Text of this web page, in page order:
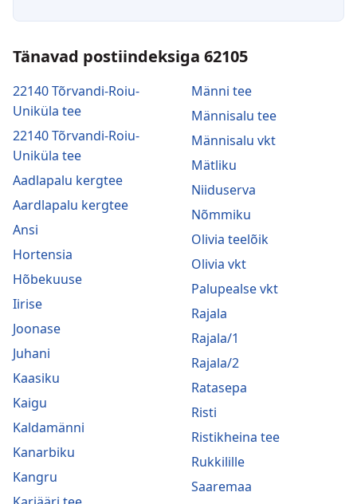
Tänavad postiindeksiga 62105
22140 Tõrvandi-Roiu-
Uniküla tee
22140 Tõrvandi-Roiu-
Uniküla tee
Aadlapalu kergtee
Aardlapalu kergtee
Ansi
Hortensia
Hõbekuuse
Iirise
Joonase
Juhani
Kaasiku
Kaigu
Kaldamänni
Kanarbiku
Kangru
Männi tee
Männisalu tee
Männisalu vkt
Mätliku
Niiduserva
Nõmmiku
Olivia teelõik
Olivia vkt
Palupealse vkt
Rajala
Rajala/1
Rajala/2
Ratasepa
Risti
Ristikheina tee
Rukkilille
Saaremaa